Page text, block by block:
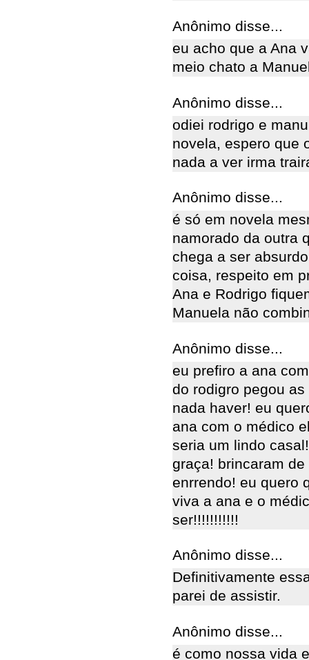
Anônimo disse...
eu acho que a Ana
meio chato a
Anônimo disse...
odiei rodrigo e
novela, espero que
nada a ver irma
Anônimo disse...
é só em novela
namorado da outra
chega a ser
coisa, respeito em
Ana e Rodrigo
Manuela não
Anônimo disse...
eu prefiro a ana
do rodigro pegou
nada haver! eu
ana com o médico
seria um lindo
graça! brincaram
enrrendo! eu quero
viva a ana e o
ser!!!!!!!!!!!
Anônimo disse...
Definitivamente
parei de assistir.
Anônimo disse...
é como nossa vida